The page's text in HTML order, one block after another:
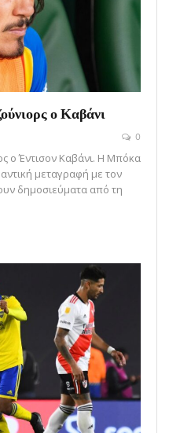
ο Καβάνι
0
ο Έντισον Καβάνι. Η Μπόκα
μεταγραφή με τον
δημοσιεύματα από τη